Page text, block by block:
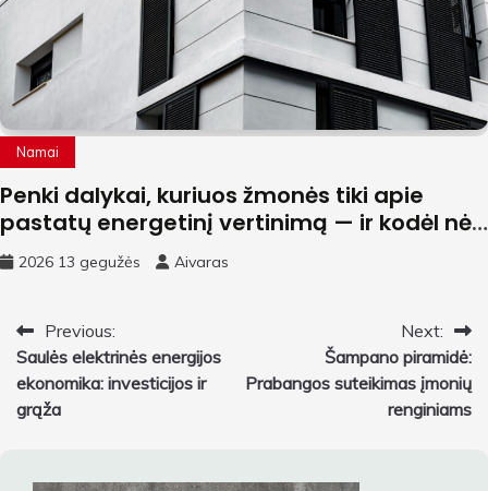
Namai
Penki dalykai, kuriuos žmonės tiki apie
pastatų energetinį vertinimą — ir kodėl nė
vienas iš jų nėra tiesa
2026 13 gegužės Aivaras
Navigacija
tarp
įrašų
Previous:
Saulės elektrinės energijos
ekonomika: investicijos ir
grąža
Next:
Šampano piramidė:
Prabangos suteikimas įmonių
renginiams